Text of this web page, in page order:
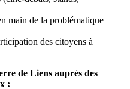
main de la problématique
des citoyens à
de Liens auprès des
: